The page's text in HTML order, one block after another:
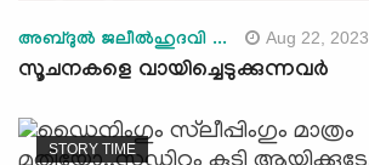
അബ്ദുല്‍ ജലീല്‍ഹുദവി ... Aug 22, 2023
സൂചനകളെ വായിച്ചെടുക്കുന്നവര്‍
STORY TIME